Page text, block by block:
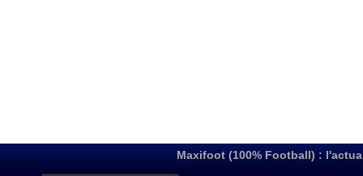
Maxifoot (100% Football) :